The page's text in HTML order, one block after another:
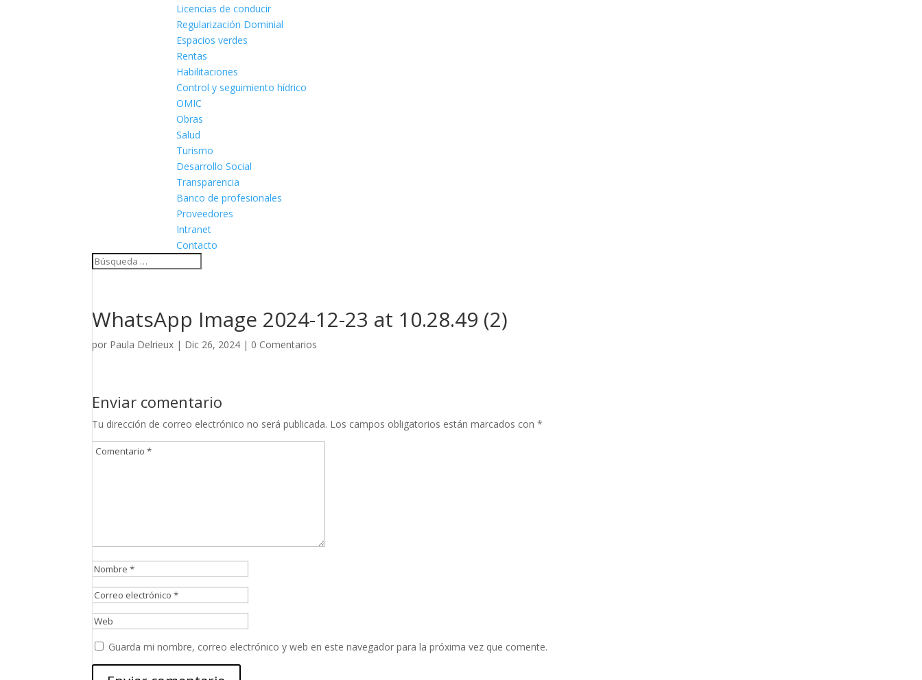
Licencias de conducir
Regularización Dominial
Espacios verdes
Rentas
Habilitaciones
Control y seguimiento hídrico
OMIC
Obras
Salud
Turismo
Desarrollo Social
Transparencia
Banco de profesionales
Proveedores
Intranet
Contacto
WhatsApp Image 2024-12-23 at 10.28.49 (2)
por Paula Delrieux | Dic 26, 2024 | 0 Comentarios
Enviar comentario
Tu dirección de correo electrónico no será publicada. Los campos obligatorios están marcados con*
Guarda mi nombre, correo electrónico y web en este navegador para la próxima vez que comente.